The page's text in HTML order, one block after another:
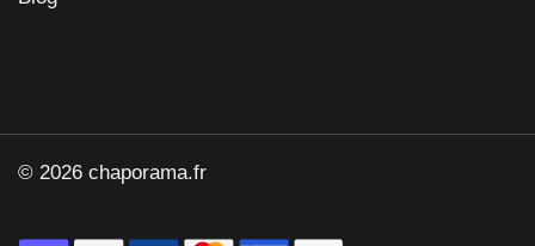
© 2026 chaporama.fr